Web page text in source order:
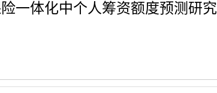
一体化中个人筹资额度预测研究